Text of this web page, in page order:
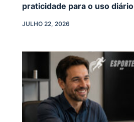
praticidade para o uso diário
JULHO 22, 2026